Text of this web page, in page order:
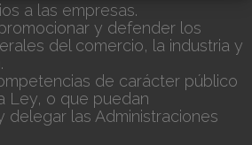
a las empresas.
y defender los
del comercio, la industria y
de carácter público
Ley, o que puedan
delegar las Administraciones